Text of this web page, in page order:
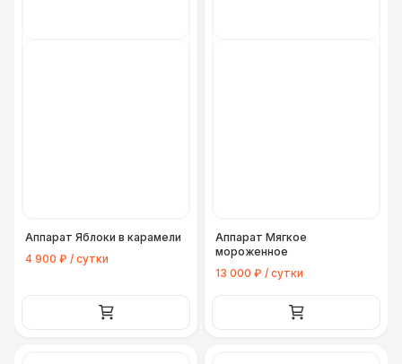
Аппарат Яблоки в карамели
4 900 ₽ / сутки
Аппарат Мягкое
мороженное
13 000 ₽ / сутки